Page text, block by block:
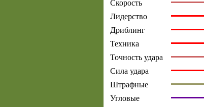
Скорость
Лидерство
Дриблинг
Техника
Точность удара
Сила удара
Штрафные
Угловые